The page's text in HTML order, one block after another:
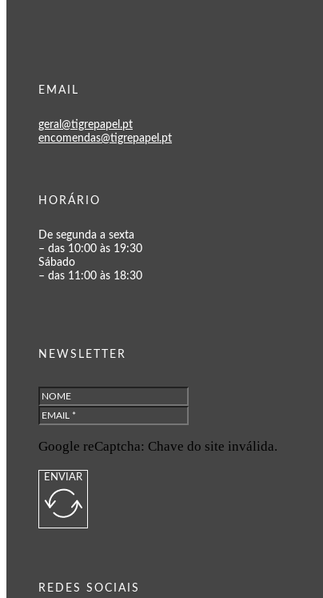
EMAIL
geral@tigrepapel.pt
encomendas@tigrepapel.pt
HORÁRIO
De segunda a sexta
– das 10:00 às 19:30
Sábado
– das 11:00 às 18:30
NEWSLETTER
Google reCaptcha: Chave do site inválida.
ENVIAR
REDES SOCIAIS